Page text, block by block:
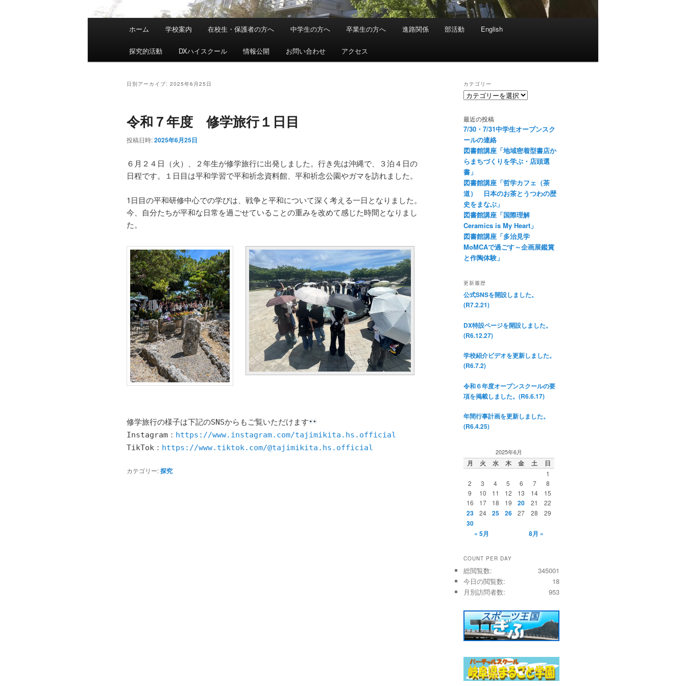
メ
メ
イ
ン
ン
ン
ツ
へ
移
動
サ
ブ
コ
テ
ツ
へ
移
動
ホーム 学校案内 在校生・保護者の方へ 中学生の方へ 卒業生の方へ 進路関係 部活動 English
探究的活動 DXハイスクール 情報公開 お問い合わせ アクセス
日別アーカイブ: 2025年6月25日
令和７年度 修学旅行１日目
投稿日時:2025年6月25日
６月２４日（火）、２年生が修学旅行に出発しました。行き先は沖縄で、３泊４日の
日程です。１日目は平和学習で平和祈念資料館、平和祈念公園やガマを訪れました。
1日目の平和研修中心での学びは、戦争と平和について深く考える一日となりました。
今、自分たちが平和な日常を過ごせていることの重みを改めて感じた時間となりまし
た。
修学旅行の様子は下記のSNSからもご覧いただけます
Instagram： https://www.instagram.com/tajimikita.hs.official
TikTok： https://www.tiktok.com/@tajimikita.hs.official
カテゴリー:探究
カテゴリー
カ
ゴ
リ
ー
最近の投稿
7/30・7/31中学生オープンスク
ールの連絡
図書館講座「地域密着型書店か
らまちづくりを学ぶ・店頭選
書」
図書館講座「哲学カフェ（茶
道） 日本のお茶とうつわの歴
史をまなぶ」
図書館講座「国際理解
Ceramics is My Heart」
図書館講座「多治見学
MoMCAで過ごす～企画展鑑賞
と作陶体験」
更新履歴
公式SNSを開設しました。
(R7.2.21)
DX特設ページを開設しました。
(R6.12.27)
学校紹介ビデオを更新しました。
(R6.7.2)
令和６年度オープンスクールの要
項を掲載しました。(R6.6.17)
年間行事計画を更新しました。
(R6.4.25)
2025年6月
月 火 水 木 金 土 日
1
2
3 4 5 6 7
8
9
10 11 12 13 14
15
16
17 18 19 20 21 22
23 24 25 26 27 28 29
30
« 5月
8月 »
COUNT PER DAY
345001
総閲覧数:
18
今日の閲覧数:
953
月別訪問者数: